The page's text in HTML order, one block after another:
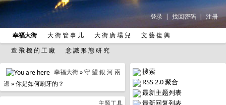
登录 | 找回密码 | 注册
幸福大街 大 街 管 事 儿 大 街 廣 場 兒
文 藝 復 興
造 飛 機 的 工 廠
意 識 形 態 研 究
搜索
RSS 2.0 聚合
最新主题列表
最新回复列表
幸福大街»守 望 銀 河 兩
邊 » 你是如何刷牙的？
主题工具